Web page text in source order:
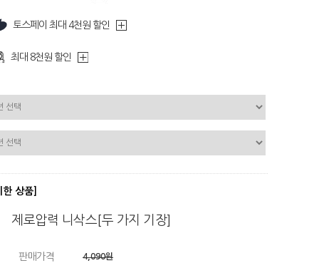
토스페이 최대 4천원 할인
최대 8천원 할인
상품]
제로압력 니삭스[두 가지 기장]
판매가격 4,090원